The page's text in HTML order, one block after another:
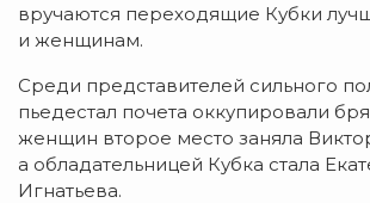
вручаются переходящие Кубки
и женщинам.
Среди представителей сильного
пьедестал почета оккупировали
женщин второе место заняла
а обладательницей Кубка стала
Игнатьева.